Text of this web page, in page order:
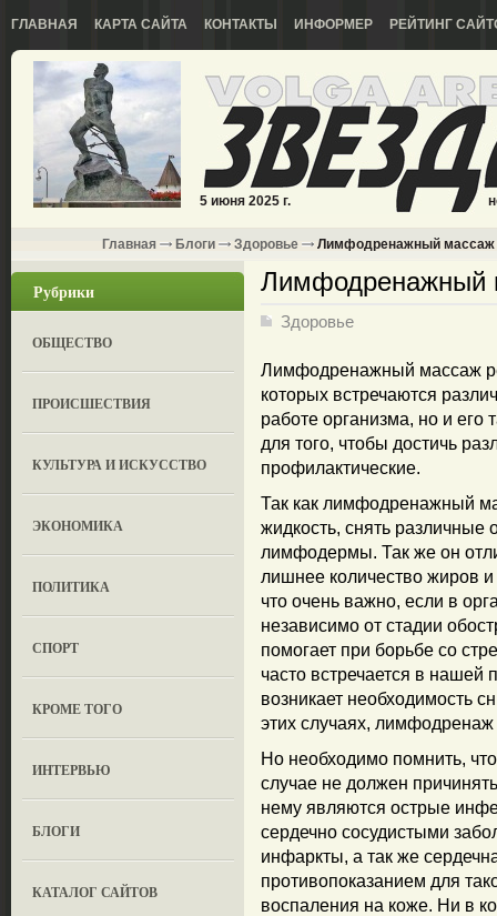
ГЛАВНАЯ КАРТА САЙТА КОНТАКТЫ ИНФОРМЕР РЕЙТИНГ
5 июня 2025 г.
Главная Блоги Здоровье Лимфодренажный массаж
Рубрики
ОБЩЕСТВО
ПРОИСШЕСТВИЯ
КУЛЬТУРА И ИСКУССТВО
ЭКОНОМИКА
ПОЛИТИКА
СПОРТ
КРОМЕ ТОГО
ИНТЕРВЬЮ
БЛОГИ
КАТАЛОГ САЙТОВ
Лимфодренажный
Здоровье
Лимфодренажный массаж
которых встречаются
работе организма, но и его
для того, чтобы достичь
профилактические.
Так как лимфодренажный
жидкость, снять различные
лимфодермы. Так же он
лишнее количество жиров
что очень важно, если в
независимо от стадии
помогает при борьбе со
часто встречается в нашей
возникает необходимость
этих случаях, лимфодренаж
Но необходимо помнить,
случае не должен
нему являются острые
сердечно сосудистыми
инфаркты, а так же
противопоказанием для
воспаления на коже. Ни в